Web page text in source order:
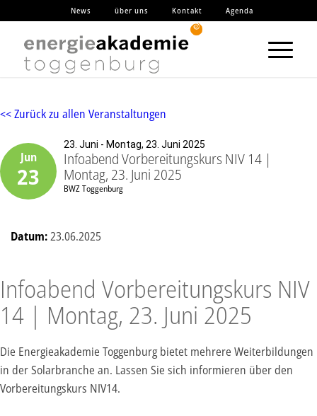
News über uns Kontakt Agenda
<< Zurück zu allen Veranstaltungen
Jun
23
23. Juni - Montag, 23. Juni 2025
Infoabend Vorbereitungskurs NIV 14 |
Montag, 23. Juni 2025
BWZ Toggenburg
Datum:23.06.2025
Infoabend Vorbereitungskurs NIV
14 | Montag, 23. Juni 2025
Die Energieakademie Toggenburg bietet mehrere Weiterbildungen
in der Solarbranche an. Lassen Sie sich informieren über den
Vorbereitungskurs NIV14.